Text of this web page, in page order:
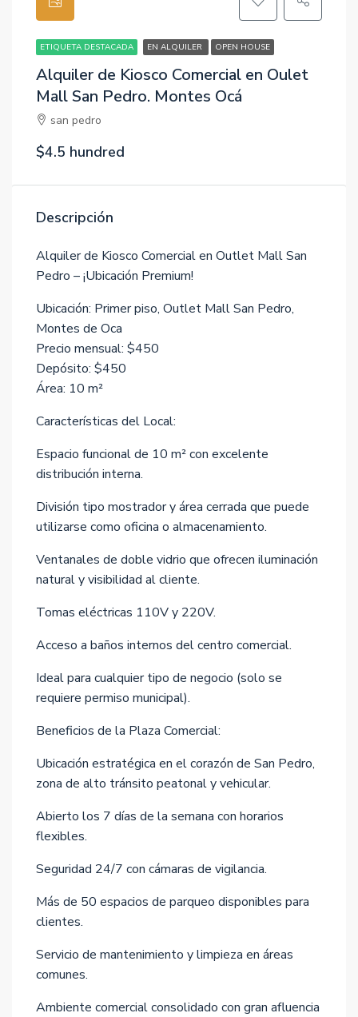
ETIQUETA DESTACADA EN ALQUILER OPEN HOUSE
Alquiler de Kiosco Comercial en Oulet
Mall San Pedro. Montes Ocá
san pedro
$4.5 hundred
Descripción
Alquiler de Kiosco Comercial en Outlet Mall San
Pedro – ¡Ubicación Premium!
Ubicación: Primer piso, Outlet Mall San Pedro,
Montes de Oca
Precio mensual: $450
Depósito: $450
Área: 10 m²
Características del Local:
Espacio funcional de 10 m² con excelente
distribución interna.
División tipo mostrador y área cerrada que puede
utilizarse como oficina o almacenamiento.
Ventanales de doble vidrio que ofrecen iluminación
natural y visibilidad al cliente.
Tomas eléctricas 110V y 220V.
Acceso a baños internos del centro comercial.
Ideal para cualquier tipo de negocio (solo se
requiere permiso municipal).
Beneficios de la Plaza Comercial:
Ubicación estratégica en el corazón de San Pedro,
zona de alto tránsito peatonal y vehicular.
Abierto los 7 días de la semana con horarios
flexibles.
Seguridad 24/7 con cámaras de vigilancia.
Más de 50 espacios de parqueo disponibles para
clientes.
Servicio de mantenimiento y limpieza en áreas
comunes.
Ambiente comercial consolidado con gran afluencia